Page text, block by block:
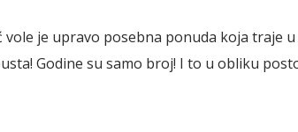
je upravo posebna ponuda koja traje
Godine su samo broj! I to u obliku